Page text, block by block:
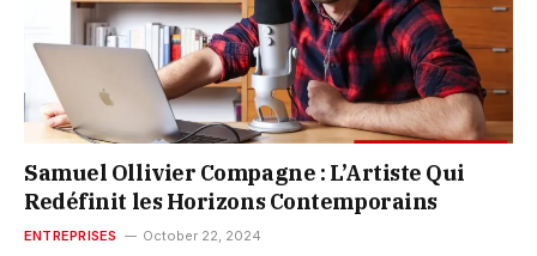
Samuel Ollivier Compagne : L’Artiste Qui
Redéfinit les Horizons Contemporains
ENTREPRISES October 22, 2024